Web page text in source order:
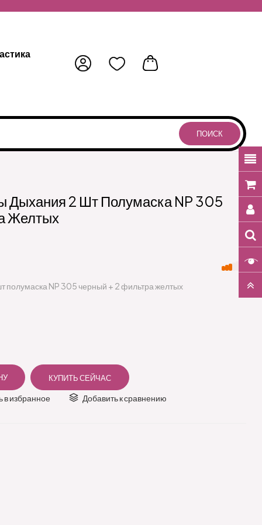
ПОИСК
Дыхания 2 Шт Полумаска NP 305
Желтых
полумаска NP 305 черный + 2 фильтра желтых
в избранное Добавить к сравнению